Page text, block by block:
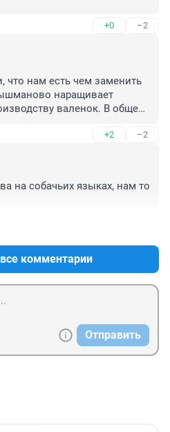
+0 –2
что нам есть чем заменить
наращивает
валенок. В общем,
+2 –2
на собачьих языках, нам то
комментарии
Отправить